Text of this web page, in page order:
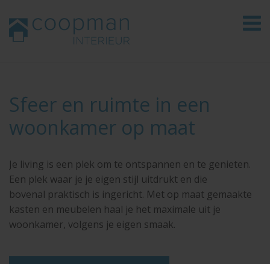
Sfeer en ruimte in een
woonkamer op maat
Je living is een plek om te ontspannen en te genieten.
Een plek waar je je eigen stijl uitdrukt en die
bovenal praktisch is ingericht. Met op maat gemaakte
kasten en meubelen haal je het maximale uit je
woonkamer, volgens je eigen smaak.